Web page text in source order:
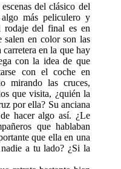
del clásico del
más peliculero y
rodaje del final es en
salen en color son las
carretera en la que hay
con la idea de que
con el coche en
mirando las cruces,
que visita, ¿quién la
por ella? Su anciana
hacer algo así. ¿Le
que hablaban
que ella en una
a tu lado? ¿Si la